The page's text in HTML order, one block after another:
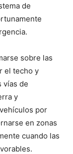
de
sobre las
el techo y
vías de
y
por
en zonas
cuando las